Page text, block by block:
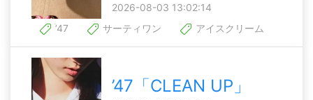
2026-08-03 13:02:14
’47
サーティワン アイスクリーム
’47「CLEAN UP」